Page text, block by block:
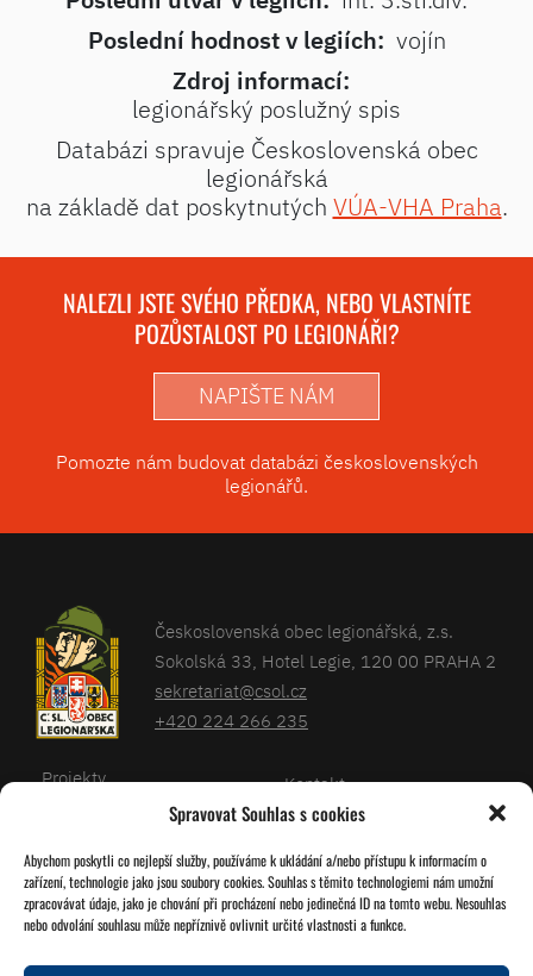
Spravovat Souhlas s cookies
Abychom poskytli co nejlepší služby, používáme k ukládání a/nebo přístupu k informacím o
zařízení, technologie jako jsou soubory cookies. Souhlas s těmito technologiemi nám umožní
zpracovávat údaje, jako je chování při procházení nebo jedinečná ID na tomto webu. Nesouhlas
nebo odvolání souhlasu může nepříznivě ovlivnit určité vlastnosti a funkce.
Poslední hodnost v legiích: vojín
Zdroj informací:
legionářský poslužný spis
Databázi spravuje Československá obec
legionářská
na základě dat poskytnutých VÚA-VHA Praha.
NALEZLI JSTE SVÉHO PŘEDKA, NEBO VLASTNÍTE
POZŮSTALOST PO LEGIONÁŘI?
NAPIŠTE NÁM
Pomozte nám budovat databázi československých
legionářů.
Československá obec legionářská, z.s.
Sokolská 33, Hotel Legie, 120 00 PRAHA 2
sekretariat@csol.cz
+420 224 266 235
Projekty
Kalendář
O nás
Kontakt
Databáze legionářů
Pro členy
Zásady cookies